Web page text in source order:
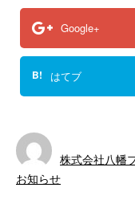
Google+
B! はてブ
株式会社八幡
お知らせ